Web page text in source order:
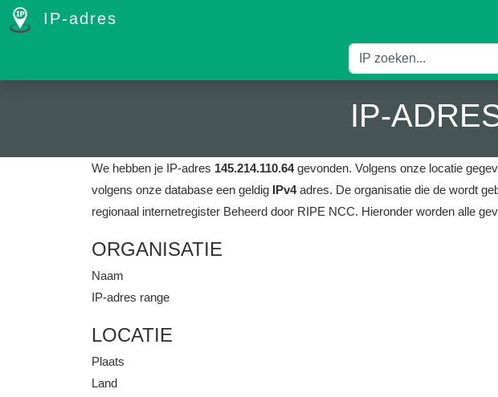
IP-adres
IP-
We hebben je IP-adres 145.214.110.64gevonden. Volgens onze locatie
volgens onze database een geldig IPv4adres. De organisatie die de wordt
regionaal internetregister Beheerd door RIPE NCC. Hieronder worden alle
ORGANISATIE
Naam
IP-adres range
LOCATIE
Plaats
Land